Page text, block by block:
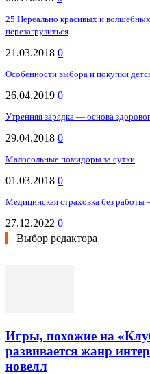
25 Нереально красивых и
перезагрузиться
21.03.2018 0
Особенности выбора и покупки
26.04.2019 0
Утренняя зарядка — основа
29.04.2018 0
Малосольные помидоры за сутки
01.03.2018 0
Медицинская страховка без работы
27.12.2022 0
Выбор редактора
Игры, похожие на
развивается жанр
новелл